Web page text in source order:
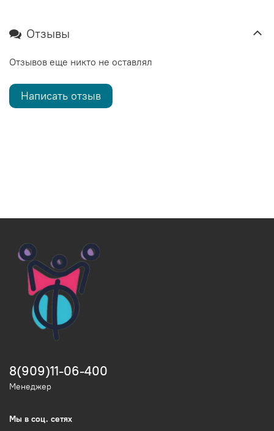
Отзывы
Отзывов еще никто не оставлял
Написать отзыв
8(909)11-06-400
Менеджер
Мы в соц. сетях